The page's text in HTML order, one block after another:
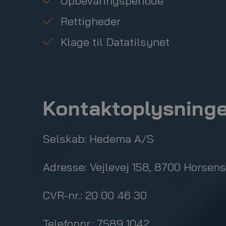
Rettigheder
Klage til Datatilsynet
Selskab: Hedema A/S
Adresse: Vejlevej 158, 8700 Horsens
CVR-nr.: 20 00 46 30